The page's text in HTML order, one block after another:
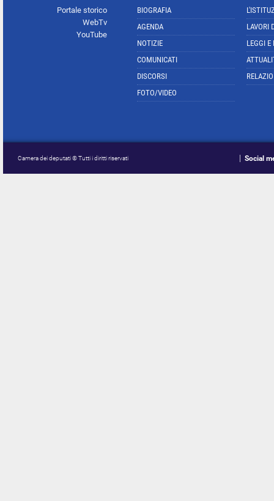
Portale storico
WebTv
YouTube
BIOGRAFIA
AGENDA
NOTIZIE
COMUNICATI
DISCORSI
FOTO/VIDEO
LAVORI
LEGGI E
Camera dei deputati © Tutti i diritti riservati Social